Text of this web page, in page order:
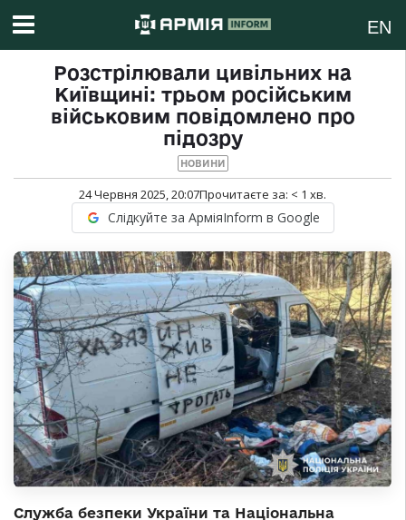
EN
Розстрілювали цивільних на
Київщині: трьом російським
військовим повідомлено про
підозру
НОВИНИ
24 Червня 2025, 20:07Прочитаєте за: < 1 хв.
Слідкуйте за АрміяInform в Google
Служба безпеки України та Національна